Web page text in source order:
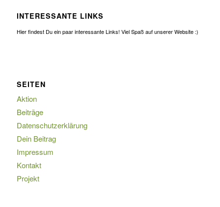
INTERESSANTE LINKS
Hier findest Du ein paar interessante Links! Viel Spaß auf unserer Website :)
SEITEN
Aktion
Beiträge
Datenschutzerklärung
Dein Beitrag
Impressum
Kontakt
Projekt